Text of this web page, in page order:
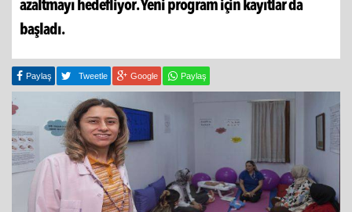
azaltmayı hedefliyor. Yeni program için kayıtlar da
başladı.
Paylaş Tweetle Google Paylaş